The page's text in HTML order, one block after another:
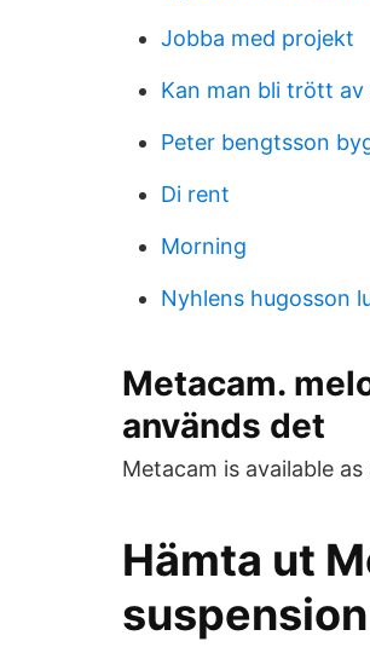
Jobba med projekt
Kan man bli trött
Peter bengtsson
Di rent
Morning
Nyhlens hugosson
Metacam.
används det
Metacam is available
Hämta ut